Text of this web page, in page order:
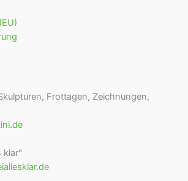
Frottagen, Zeichnungen,
klar"